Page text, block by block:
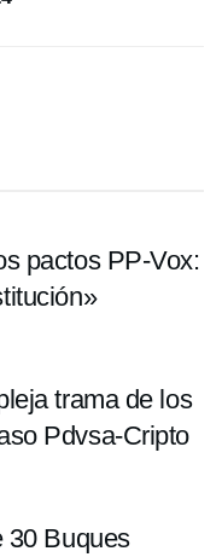
pactos PP-Vox:
trama de los
Pdvsa-Cripto
30 Buques